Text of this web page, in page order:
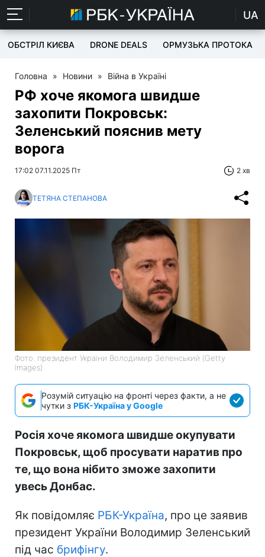
UA
ОБСТРІЛ КИЄВА DRONE DEALS ОРМУЗЬКА ПРОТОКА
Головна » Новини » Війна в Україні
РФ хоче якомога швидше
захопити Покровськ:
Зеленський пояснив мету
ворога
17:02 07.11.2025 Пт 2 хв
ТЕТЯНА СТЕПАНОВА
Фото: президент України Володимир Зеленський (Getty
Images)
Розумій ситуацію на фронті через факти, а не
чутки з РБК-Україна у Google
Росія хоче якомога швидше окупувати
Покровськ, щоб просувати наратив про
те, що вона нібито зможе захопити
увесь Донбас.
Як повідомляє РБК-Україна, про це заявив
президент України Володимир Зеленський
під час брифінгу.